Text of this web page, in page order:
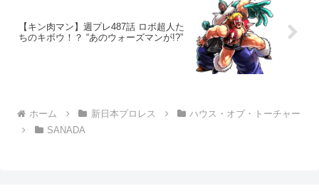
【キン肉マン】週プレ487話 ロボ超人た
ちのキボウ！？ “あのウォーズマンが!?”
ホーム 新日本プロレス
ハウス・オブ・トーチャー
SANADA